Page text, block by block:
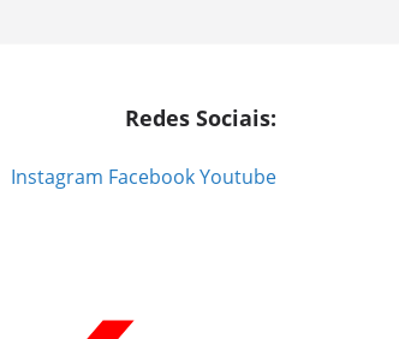
Redes Sociais:
Instagram FacebookYoutube